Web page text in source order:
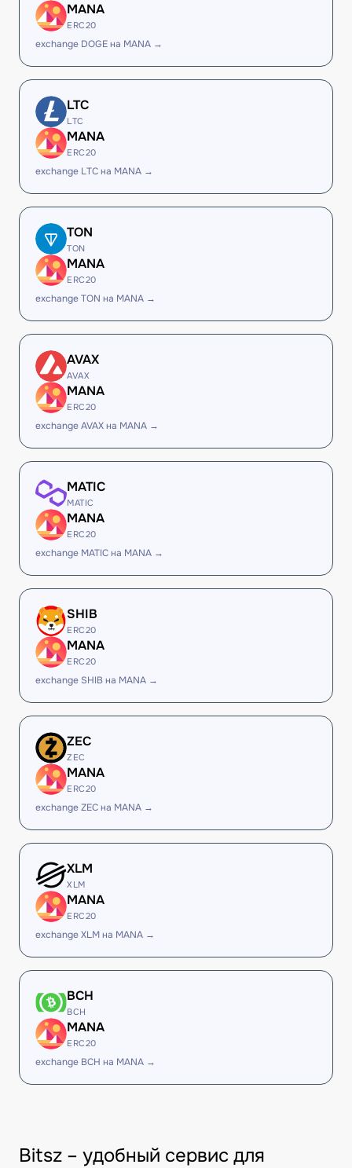
MANA
ERC20
exchange DOGE на MANA →
LTC
LTC
MANA
ERC20
exchange LTC на MANA →
TON
TON
MANA
ERC20
exchange TON на MANA →
AVAX
AVAX
MANA
ERC20
exchange AVAX на MANA →
MATIC
MATIC
MANA
ERC20
exchange MATIC на MANA →
SHIB
ERC20
MANA
ERC20
exchange SHIB на MANA →
ZEC
ZEC
MANA
ERC20
exchange ZEC на MANA →
XLM
XLM
MANA
ERC20
exchange XLM на MANA →
BCH
BCH
MANA
ERC20
exchange BCH на MANA →
Bitsz – удобный сервис для